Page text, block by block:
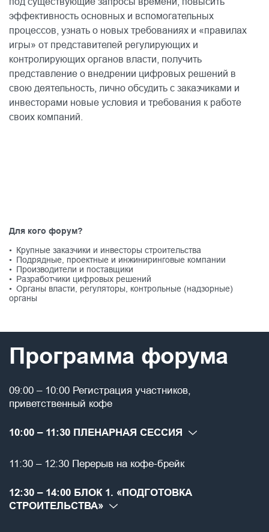
эффективность основных и вспомогательных
процессов, узнать о новых требованиях и «правилах
игры» от представителей регулирующих и
контролирующих органов власти, получить
представление о внедрении цифровых решений в
свою деятельность, лично обсудить с заказчиками и
инвесторами новые условия и требования к работе
своих компаний.
Для кого форум?
• Крупные заказчики и инвесторы строительства
• Подрядные, проектные и инжиниринговые компании
• Производители и поставщики
• Разработчики цифровых решений
• Органы власти, регуляторы, контрольные (надзорные)
органы
Программа форума
09:00 – 10:00 Регистрация участников,
приветственный кофе
10:00 – 11:30 ПЛЕНАРНАЯ СЕССИЯ
11:30 – 12:30 Перерыв на кофе-брейк
12:30 – 14:00 БЛОК 1. «ПОДГОТОВКА
СТРОИТЕЛЬСТВА»